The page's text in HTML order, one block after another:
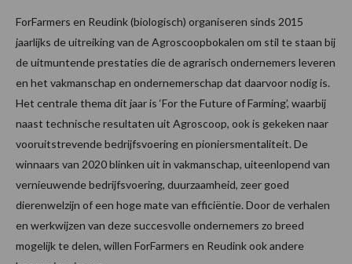
ForFarmers en Reudink (biologisch) organiseren sinds 2015
jaarlijks de uitreiking van de Agroscoopbokalen om stil te staan bij
de uitmuntende prestaties die de agrarisch ondernemers leveren
en het vakmanschap en ondernemerschap dat daarvoor nodig is.
Het centrale thema dit jaar is ‘For the Future of Farming’, waarbij
naast technische resultaten uit Agroscoop, ook is gekeken naar
vooruitstrevende bedrijfsvoering en pioniersmentaliteit. De
winnaars van 2020 blinken uit in vakmanschap, uiteenlopend van
vernieuwende bedrijfsvoering, duurzaamheid, zeer goed
dierenwelzijn of een hoge mate van efficiëntie. Door de verhalen
en werkwijzen van deze succesvolle ondernemers zo breed
mogelijk te delen, willen ForFarmers en Reudink ook andere